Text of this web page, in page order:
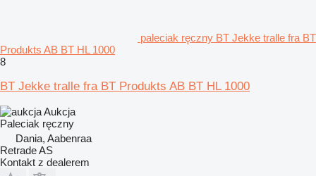
paleciak ręczny BT Jekke tralle fra BT
Produkts AB BT HL 1000
8
BT Jekke tralle fra BT Produkts AB BT HL 1000
Aukcja
Paleciak ręczny
Dania, Aabenraa
Retrade AS
Kontakt z dealerem